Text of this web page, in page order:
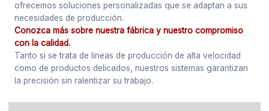
ofrecemos soluciones personalizadas que se adaptan a sus
necesidades de producción.
Conozca más sobre nuestra fábrica y nuestro compromiso
con la calidad.
Tanto si se trata de líneas de producción de alta velocidad
como de productos delicados, nuestros sistemas garantizan
la precisión sin ralentizar su trabajo.